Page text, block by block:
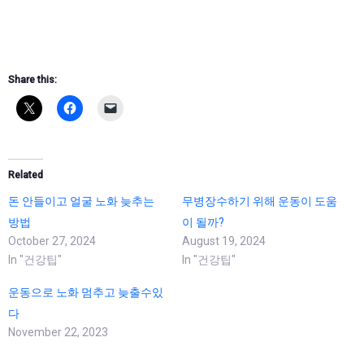
Share this:
Related
돈 안들이고 얼굴 노화 늦추는
방법
October 27, 2024
In "건강팁"
무병장수하기 위해 운동이 도움
이 될까?
August 19, 2024
In "건강팁"
운동으로 노화 멈추고 늦출수있
다
November 22, 2023